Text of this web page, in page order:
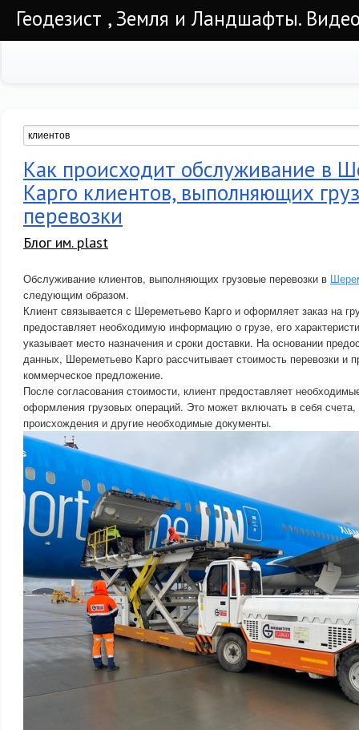
Геодезист , Земля и Ландшафты.
Как происходит обслуживание в
Карго клиентов, выполняющих
перевозки
Блог им. plast
Обслуживание клиентов, выполняющих грузовые перевозки в
следующим образом.
Клиент связывается с Шереметьево Карго и оформляет заказ на
предоставляет необходимую информацию о грузе, его
указывает место назначения и сроки доставки. На основании
данных, Шереметьево Карго рассчитывает стоимость перевозки и
коммерческое предложение.
После согласования стоимости, клиент предоставляет
оформления грузовых операций. Это может включать в себя
происхождения и другие необходимые документы.